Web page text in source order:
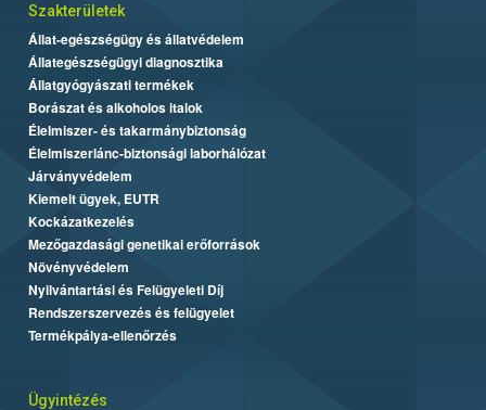
Szakterületek
Állat-egészségügy és állatvédelem
Állategészségügyi diagnosztika
Állatgyógyászati termékek
Borászat és alkoholos italok
Élelmiszer- és takarmánybiztonság
Élelmiszerlánc-biztonsági laborhálózat
Járványvédelem
Kiemelt ügyek, EUTR
Kockázatkezelés
Mezőgazdasági genetikai erőforrások
Növényvédelem
Nyilvántartási és Felügyeleti Díj
Rendszerszervezés és felügyelet
Termékpálya-ellenőrzés
Ügyintézés